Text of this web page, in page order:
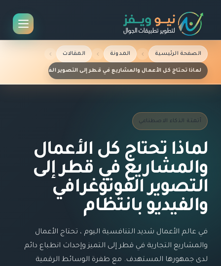
الصفحة الرئيسية المدونة المقالات
لماذا تحتاج كل الأعمال والمشاريع في قطر إلى التصوير الفوتوغرافي
أتمتة الذكاء الاصطناعي
لماذا تحتاج كل الأعمال
والمشاريع في قطر إلى
التصوير الفوتوغرافي
والفيديو بانتظام
في عالم الأعمال شديد التنافسية اليوم ، تحتاج الأعمال
والمشاريع التجارية في قطر إلى التميز وإحداث انطباع دائم
لدى جمهورها المستهدف. مع طفرة الوسائط الرقمية